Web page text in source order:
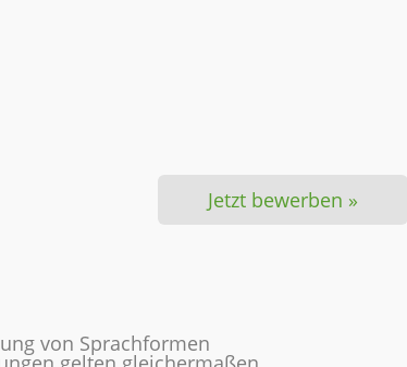
Jetzt bewerben »
von Sprachformen